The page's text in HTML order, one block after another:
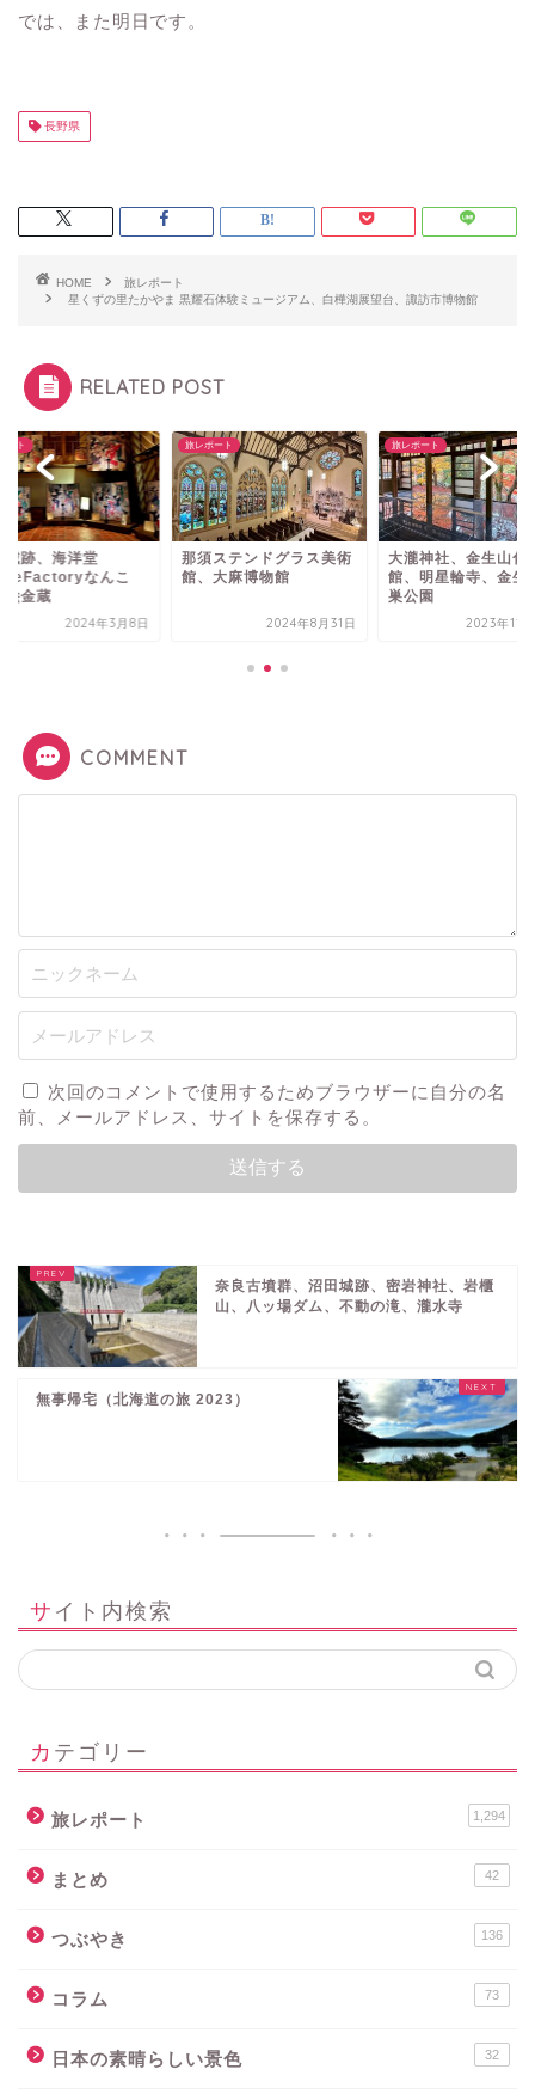
では、また明日です。
長野県
HOME
旅レポート
星くずの里たかやま 黒耀石体験ミュージアム、白樺湖展望台、諏訪市博物館
RELATED POST
ート
ステンドグラス美術
大麻博物館
2024年8月31日
旅レポート
大瀧神社、金生山化石
館、明星輪寺、金生山岩
2023年11月26日
旅レポート
岡豊城跡、海洋堂
SpaceFactoryなん
く、絵金蔵
2024年3
COMMENT
次回のコメントで使用するためブラウザーに自分の名
前、メールアドレス、サイトを保存する。
奈良古墳群、沼田城跡、密岩神社、岩櫃
山、八ッ場ダム、不動の滝、瀧水寺
無事帰宅（北海道の旅 2023）
サイト内検索
カテゴリー
旅レポート 1,294
まとめ 42
つぶやき 136
コラム 73
日本の素晴らしい景色 32